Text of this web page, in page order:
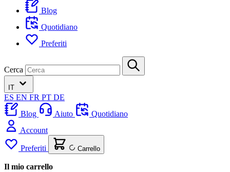
Blog
Quotidiano
Preferiti
Cerca
IT
ES EN FR PT DE
Blog
Aiuto
Quotidiano
Account
Preferiti Carrello
Il mio carrello